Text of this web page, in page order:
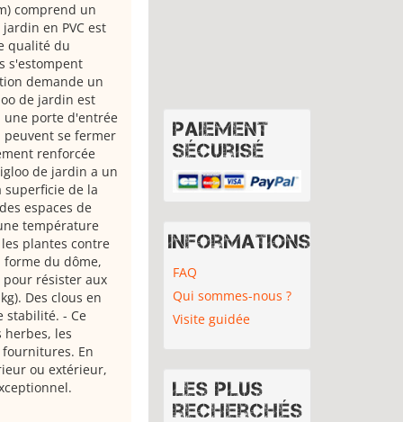
comprend un
en PVC est
qualité du
s'estompent
demande un
de jardin est
une porte d'entrée
se fermer
renforcée
de jardin a un
superficie de la
espaces de
température
plantes contre
forme du dôme,
résister aux
Des clous en
stabilité. - Ce
herbes, les
En
ou extérieur,
Paiement
sécurisé
Informations
FAQ
Qui sommes-nous ?
Visite guidée
Les plus
recherchés